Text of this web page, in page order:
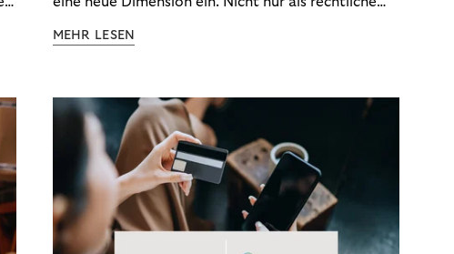
Wettbewerbsvorteil. In einem Umfeld steigender
(DSGVO) – geraten viele Unternehmen an die
Grenzen traditioneller Compliance-Mechanismen.
MEHR LESEN